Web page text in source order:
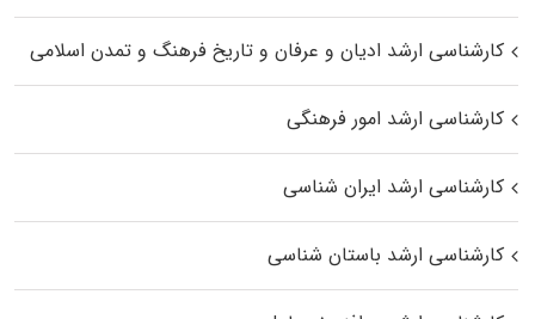
کارشناسی ارشد ادیان و عرفان و تاریخ فرهنگ و تمدن اسلامی
کارشناسی ارشد امور فرهنگی
کارشناسی ارشد ایران شناسی
کارشناسی ارشد باستان شناسی